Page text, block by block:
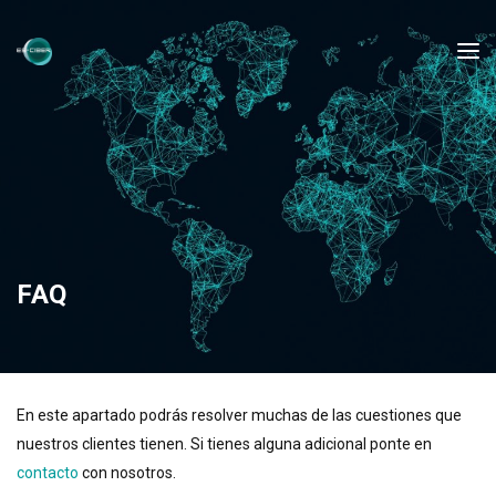
FAQ
En este apartado podrás resolver muchas de las cuestiones que
nuestros clientes tienen. Si tienes alguna adicional ponte en
contacto con nosotros.